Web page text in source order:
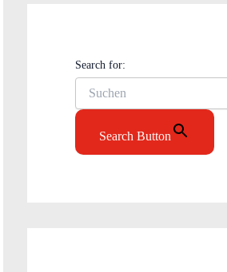
Search for:
Search Button